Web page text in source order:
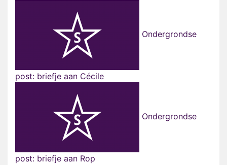
Ondergrondse
post: briefje aan Cécile
Ondergrondse
post: briefje aan Rop